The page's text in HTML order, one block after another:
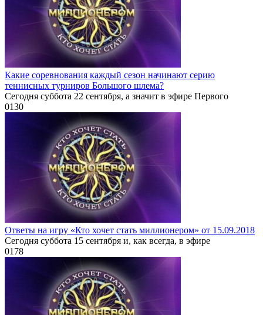
Какие соревнования каждый сезон начинают серию
теннисных турниров Большого шлема?
Сегодня суббота 22 сентября, а значит в эфире Первого
0130
Ответы на игру «Кто хочет стать миллионером» от 15.09.2018
Сегодня суббота 15 сентября и, как всегда, в эфире
0178